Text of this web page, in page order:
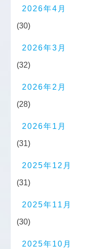
2026年4月
(30)
2026年3月
(32)
2026年2月
(28)
2026年1月
(31)
2025年12月
(31)
2025年11月
(30)
2025年10月